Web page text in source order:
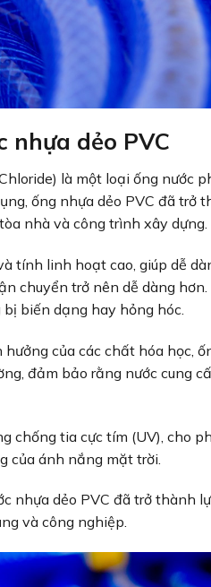
nhựa dẻo PVC
là một loại ống nước
ống nhựa dẻo PVC đã trở
nhà và công trình xây dựng.
tính linh hoạt cao, giúp dễ
chuyển trở nên dễ dàng
biến dạng hay hỏng hóc.
của các chất hóa học,
đảm bảo rằng nước cung
chống tia cực tím (UV), cho
của ánh nắng mặt trời.
nhựa dẻo PVC đã trở thành
và công nghiệp.